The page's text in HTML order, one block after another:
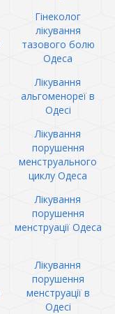
Гінеколог
лікування
тазового болю
Одеса
Лікування
альгоменореї в
Одесі
Лікування
порушення
менструального
циклу Одеса
Лікування
порушення
менструації Одеса
Лікування
порушення
менструації в
Одесі